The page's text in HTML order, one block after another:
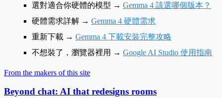
選對適合你硬體的模型 → Gemma 4 該選哪個版本？
硬體需求詳解 → Gemma 4 硬體需求
重新下載 → Gemma 4 下載安裝完整攻略
不想裝了，瀏覽器裡用 → Google AI Studio 使用指南
From the makers of this site
Beyond chat: AI that redesigns rooms